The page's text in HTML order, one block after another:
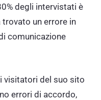
degli intervistati è
un errore in
comunicazione
visitatori del suo sito
errori di accordo,